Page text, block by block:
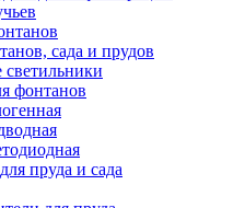
сада и прудов
фонтанов
пруда и сада